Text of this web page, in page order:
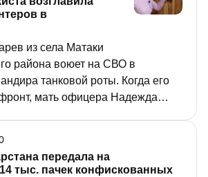
в
из села Матаки
района воюет на СВО в
танковой роты. Когда его
мать офицера Надежда
История этой чувашской семьи
«РТ» «Герои народов
передала на
тыс. пачек конфискованных